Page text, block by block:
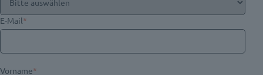
E-Mail*
Vorname*